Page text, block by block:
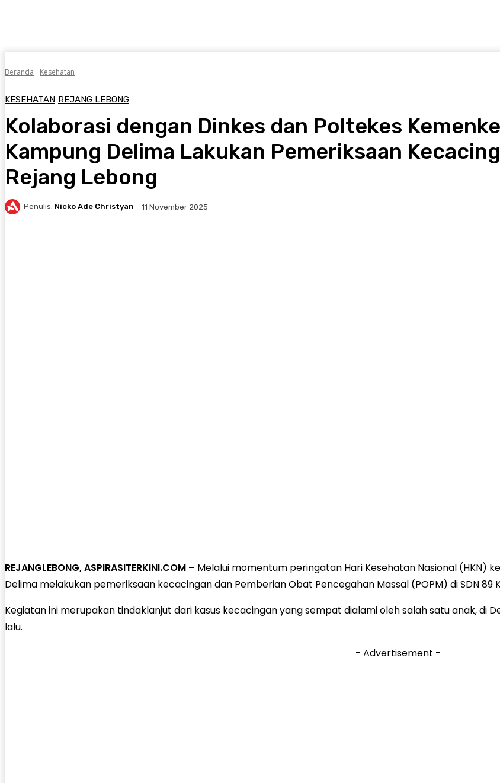
Beranda Kesehatan
KESEHATAN REJANG LEBONG
Kolaborasi dengan Dinkes dan Poltekes
Kampung Delima Lakukan Pemeriksaan
Rejang Lebong
Penulis: Nicko Ade Christyan 11 November 2025
REJANGLEBONG, ASPIRASITERKINI.COM – Melalui momentum peringatan Hari Kesehatan Nasional (HKN)
Delima melakukan pemeriksaan kecacingan dan Pemberian Obat Pencegahan Massal (POPM) di SDN 89
Kegiatan ini merupakan tindaklanjut dari kasus kecacingan yang sempat dialami oleh salah satu anak, di
lalu.
- Advertisement -